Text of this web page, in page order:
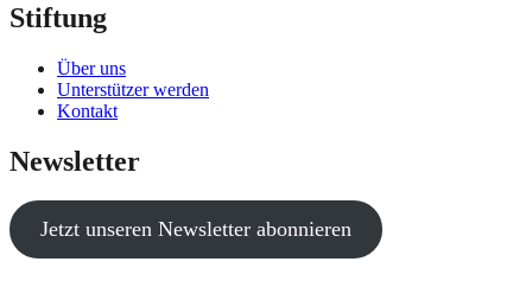
Stiftung
Über uns
Unterstützer werden
Kontakt
Newsletter
Jetzt unseren Newsletter abonnieren